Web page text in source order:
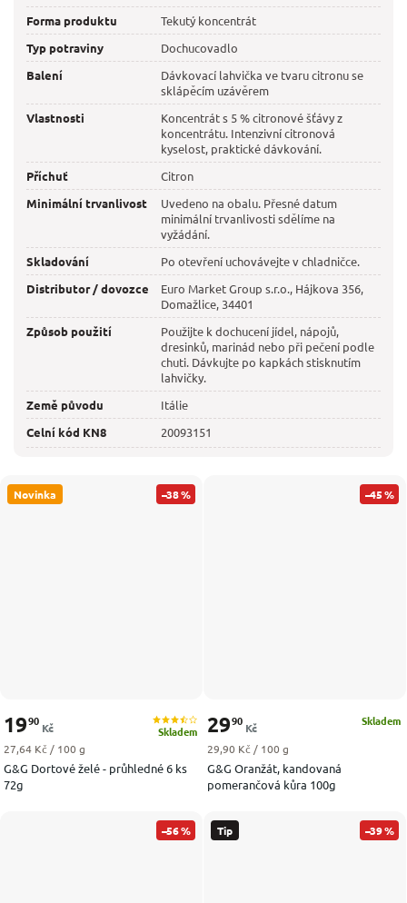
Forma produktu
Tekutý koncentrát
Typ potraviny
Dochucovadlo
Balení
Dávkovací lahvička ve tvaru citronu se
sklápěcím uzávěrem
Vlastnosti
Koncentrát s 5 % citronové šťávy z
koncentrátu. Intenzivní citronová
kyselost, praktické dávkování.
Příchuť
Citron
Minimální trvanlivost
Uvedeno na obalu. Přesné datum
minimální trvanlivosti sdělíme na
vyžádání.
Skladování
Po otevření uchovávejte v chladničce.
Distributor / dovozce
Euro Market Group s.r.o., Hájkova 356,
Domažlice, 34401
Způsob použití
Použijte k dochucení jídel, nápojů,
dresinků, marinád nebo při pečení podle
chuti. Dávkujte po kapkách stisknutím
lahvičky.
Země původu
Itálie
Celní kód KN8
20093151
Novinka –38 %
G&G Dortové želé - průhledné 6 ks
72g
Skladem
1990
Kč
Měrná cena:
27,64 Kč / 100 g
–45 %
G&G Oranžát, kandovaná
pomerančová kůra 100g
Skladem
2990
Kč
Měrná cena:
29,90 Kč / 100 g
–56 % Tip –39 %